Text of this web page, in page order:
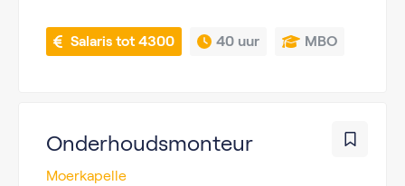
Salaris tot 4300 40 uur MBO
Onderhoudsmonteur
Moerkapelle